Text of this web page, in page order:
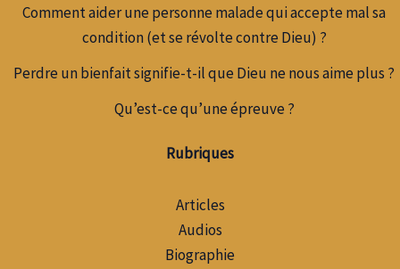
Comment aider une personne malade qui accepte mal sa
condition (et se révolte contre Dieu) ?
Perdre un bienfait signifie-t-il que Dieu ne nous aime plus ?
Qu’est-ce qu’une épreuve ?
Rubriques
Articles
Audios
Biographie